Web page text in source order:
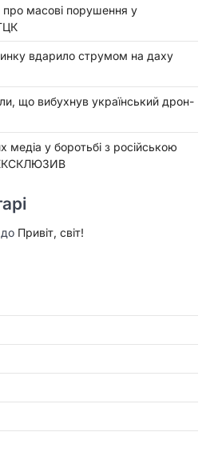
про масові порушення у
вдарило струмом на даху
що вибухнув український дрон-
медіа у боротьбі з російською
до Привіт, світ!